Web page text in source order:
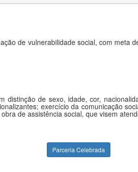
de vulnerabilidade social, com meta
distinção de sexo, idade, cor,
exercício da comunicação
de assistência social, que visem
Parceria Celebrada